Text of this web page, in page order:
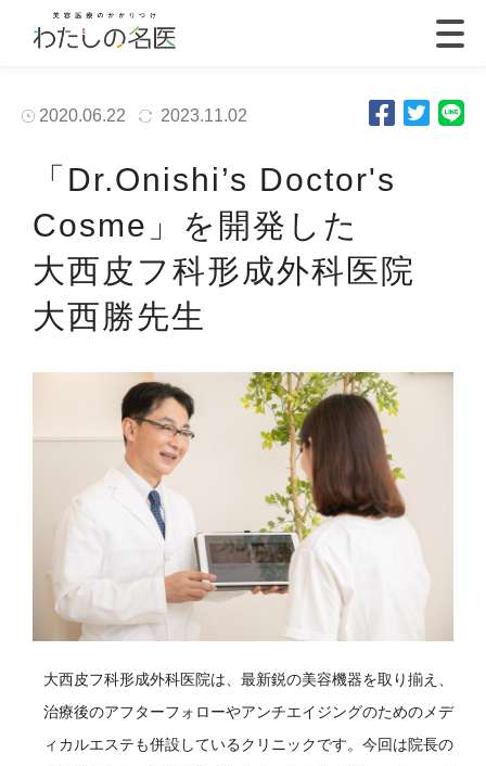
2020.06.22 2023.11.02
「Dr.Onishi’s Doctor's
Cosme」を開発した
大西皮フ科形成外科医院
大西勝先生
大西皮フ科形成外科医院は、最新鋭の美容機器を取り揃え、
治療後のアフターフォローやアンチエイジングのためのメデ
ィカルエステも併設しているクリニックです。今回は院長の